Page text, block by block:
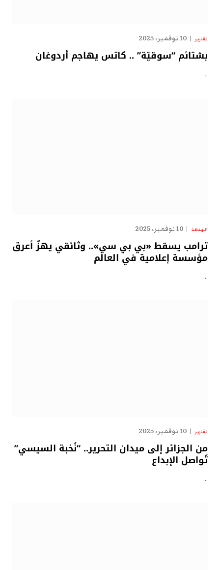
تقارير 10 نوفمبر، 2025
بشتائم “سوقيّة” .. كاتس يهاجم أردوغان
…
الهدهد 10 نوفمبر، 2025
ترامب يسقط «بي بي سي».. وثائقي يهزّ أعرق
مؤسسة إعلامية في العالم
…
تقارير 10 نوفمبر، 2025
من الجزائر إلى ميدان التحرير.. “نُخبة السيسي”
تُواصل الإبداع
…